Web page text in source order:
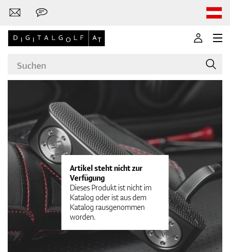
Marken
Golfschläger
Bekleidung
Artikel steht nicht zur
Verfügung
Dieses Produkt ist nicht im
Katalog oder ist aus dem
Katalog rausgenommen
worden.